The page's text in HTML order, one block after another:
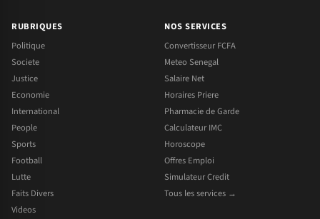
RUBRIQUES
Politique
Societe
Justice
Economie
International
People
Sports
Football
Lutte
Faits Divers
Videos
NOS SERVICES
Convertisseur FCFA
Meteo Senegal
Salaire Net
Horaires Priere
Pharmacie de Garde
Calculateur IMC
Horoscope
Offres Emploi
Simulateur Credit
Tous les services →